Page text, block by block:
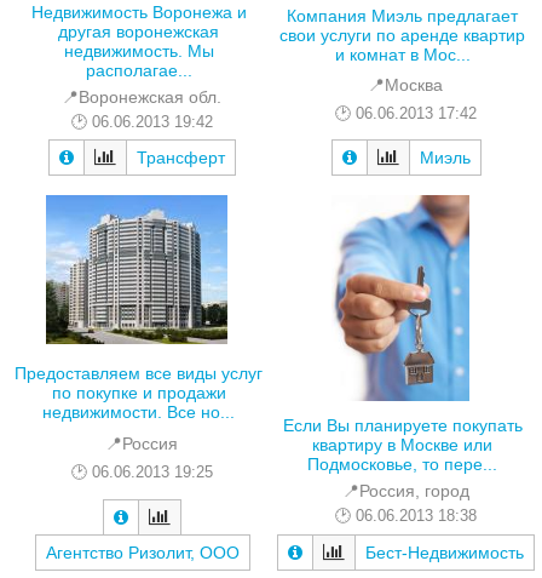
Недвижимость Воронежа и
другая воронежская
недвижимость. Мы
располагае...
📍Воронежская обл.
06.06.2013 19:42
Трансферт
Компания Миэль предлагает
свои услуги по аренде квартир
и комнат в Мос...
📍Москва
06.06.2013 17:42
Миэль
Предоставляем все виды услуг
по покупке и продажи
недвижимости. Все но...
📍Россия
06.06.2013 19:25
Агентство Ризолит, ООО
Если Вы планируете покупать
квартиру в Москве или
Подмосковье, то пере...
📍Россия, город
06.06.2013 18:38
Бест-Недвижимость